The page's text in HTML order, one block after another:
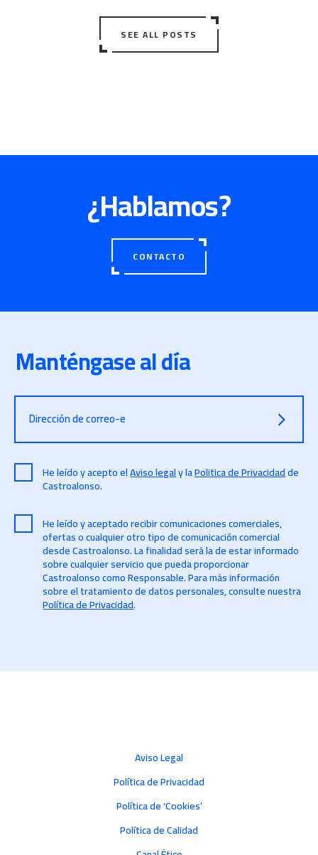
SEE ALL POSTS
¿Hablamos?
CONTACTO
Manténgase al día
Dirección de correo-e
He leído y acepto elAviso legaly laPolitica de Privacidadde
Castroalonso.
He leído y aceptado recibir comunicaciones comerciales,
ofertas o cualquier otro tipo de comunicación comercial
desde Castroalonso. La finalidad será la de estar informado
sobre cualquier servicio que pueda proporcionar
Castroalonso como Responsable. Para más información
sobre el tratamiento de datos personales, consulte nuestra
Política de Privacidad.
Aviso Legal
Política de Privacidad
Política de ‘Cookies’
Política de Calidad